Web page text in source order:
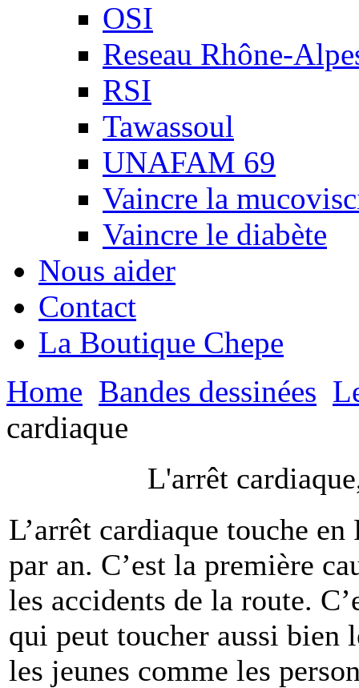
OSI
Reseau Rhône-
RSI
Tawassoul
UNAFAM 69
Vaincre la
Vaincre le diabète
Nous aider
Contact
La Boutique Chepe
Home Bandes dessinées
cardiaque
L'arrêt
L’arrêt cardiaque touche
par an. C’est la première
les accidents de la route.
qui peut toucher aussi bien
les jeunes comme les